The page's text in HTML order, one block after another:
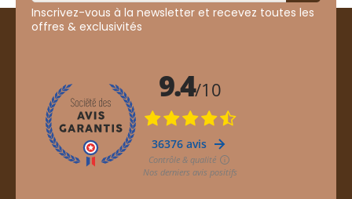
Inscrivez-vous à la newsletter et recevez toutes les
offres & exclusivités